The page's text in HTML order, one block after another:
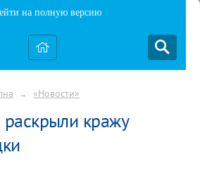
на полную версию
→ «Новости»
кражу